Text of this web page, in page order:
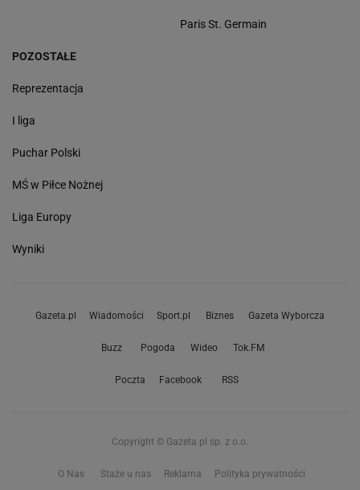
Paris St. Germain
POZOSTAŁE
Reprezentacja
I liga
Puchar Polski
MŚ w Piłce Nożnej
Liga Europy
Wyniki
Gazeta.pl Wiadomości Sport.pl Biznes Gazeta Wyborcza
Buzz Pogoda Wideo Tok.FM
Poczta Facebook RSS
Copyright © Gazeta.pl sp. z o.o.
O Nas Staże u nas Reklama Polityka prywatności